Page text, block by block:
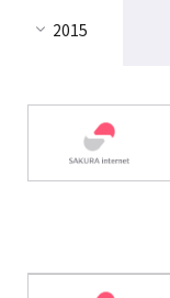
2015